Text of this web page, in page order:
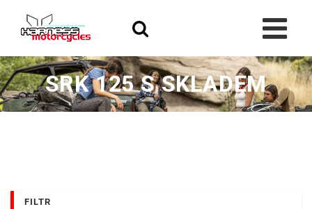
content
SRK 125 S SKLADEM
FILTR